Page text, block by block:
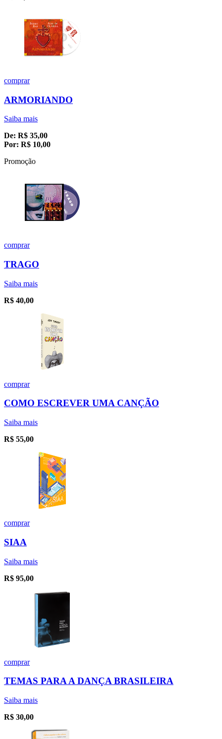
comprar
ARMORIANDO
Saiba mais
De: R$ 35,00
Por: R$ 10,00
Promoção
comprar
TRAGO
Saiba mais
R$ 40,00
comprar
COMO ESCREVER UMA CANÇÃO
Saiba mais
R$ 55,00
comprar
SIAA
Saiba mais
R$ 95,00
comprar
TEMAS PARA A DANÇA BRASILEIRA
Saiba mais
R$ 30,00